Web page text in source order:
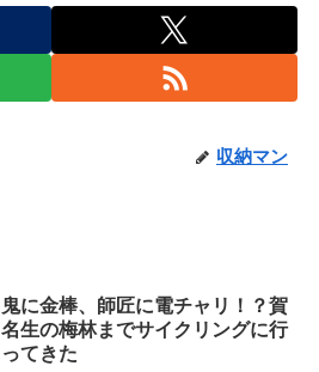
収納マン
鬼に金棒、師匠に電チャリ！？賀
名生の梅林までサイクリングに行
ってきた